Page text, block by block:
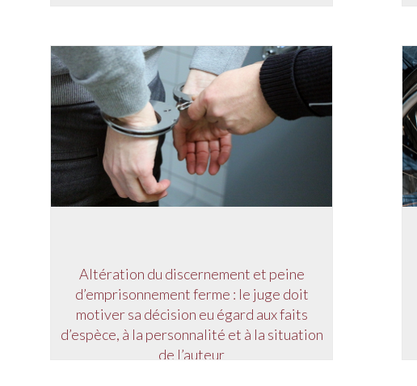
Altération du discernement et peine
d’emprisonnement ferme : le juge doit
motiver sa décision eu égard aux faits
d’espèce, à la personnalité et à la situation
de l’auteur